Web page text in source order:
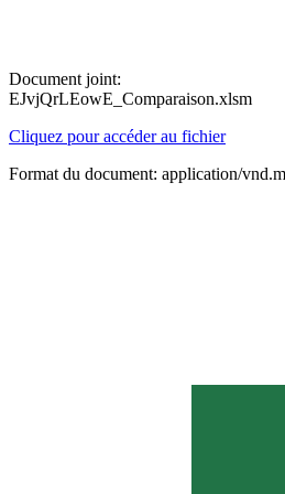
Document joint:
EJvjQrLEowE_Comparaison.xlsm
Cliquez pour accéder au fichier
Format du document: application/